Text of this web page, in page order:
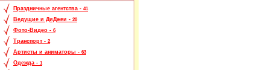
Праздничные агентства - 41
Ведущие и ДиДжеи - 20
Фото-Видео - 6
Транспорт - 2
Артисты и аниматоры - 63
Одежда - 1